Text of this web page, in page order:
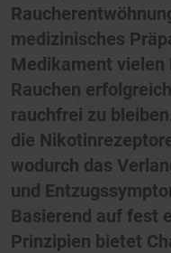
medizinisches
Medikament
Rauchen
rauchfrei zu
die
wodurch das
und
Basierend auf fest
Prinzipien bietet